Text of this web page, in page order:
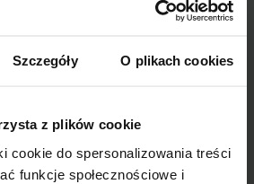
Szczegóły O plikach cookies
z plików cookie
cookie do spersonalizowania treści
funkcje społecznościowe i
reklamy i slogany – to sztuka
nowe wyzwania, a sukces
przewidywania,
marketingu od kuchni? Jakie
kryje się za kulisami tej